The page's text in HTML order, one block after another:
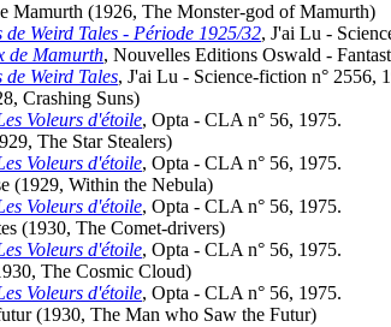
Mamurth (1926, The Monster-god of Mamurth)
de Weird Tales - Période 1925/32, J'ai Lu -
de Mamurth, Nouvelles Editions Oswald -
Weird Tales, J'ai Lu - Science-fiction n° 2556,
Crashing Suns)
Voleurs d'étoile, Opta - CLA n° 56, 1975.
The Star Stealers)
Voleurs d'étoile, Opta - CLA n° 56, 1975.
(1929, Within the Nebula)
Voleurs d'étoile, Opta - CLA n° 56, 1975.
(1930, The Comet-drivers)
Voleurs d'étoile, Opta - CLA n° 56, 1975.
The Cosmic Cloud)
Voleurs d'étoile, Opta - CLA n° 56, 1975.
(1930, The Man who Saw the Futur)